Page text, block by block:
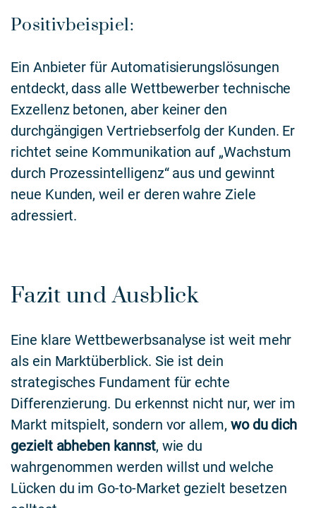
Positivbeispiel:
Ein Anbieter für Automatisierungslösungen
entdeckt, dass alle Wettbewerber technische
Exzellenz betonen, aber keiner den
durchgängigen Vertriebserfolg der Kunden. Er
richtet seine Kommunikation auf „Wachstum
durch Prozessintelligenz“ aus und gewinnt
neue Kunden, weil er deren wahre Ziele
adressiert.
Fazit und Ausblick
Eine klare Wettbewerbsanalyse ist weit mehr
als ein Marktüberblick. Sie ist dein
strategisches Fundament für echte
Differenzierung. Du erkennst nicht nur, wer im
Markt mitspielt, sondern vor allem, wo du dich
gezielt abheben kannst, wie du
wahrgenommen werden willst und welche
Lücken du im Go-to-Market gezielt besetzen